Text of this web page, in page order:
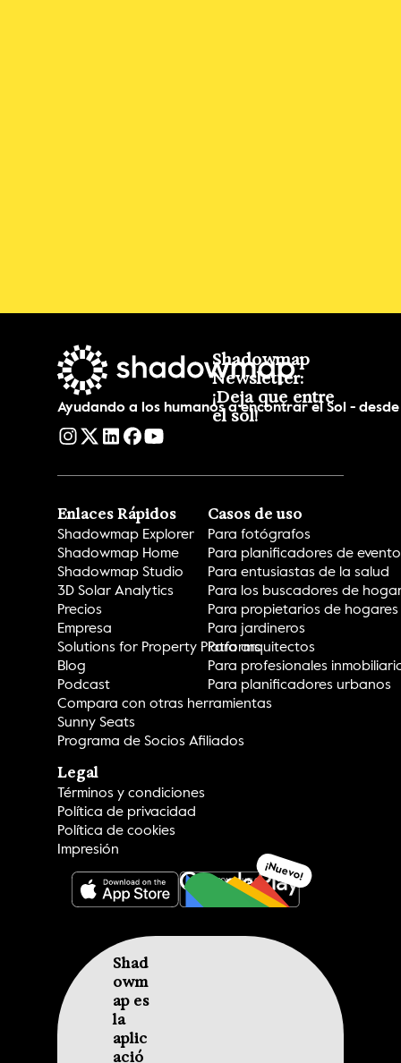
CONSIGUELO ¡Nuevo!
Ayudando a los humanos a encontrar el Sol - desde
Shadowmap
Newsletter:
¡Deja que entre
el sol!
Enlaces Rápidos
Shadowmap Explorer
Shadowmap Home
Shadowmap Studio
3D Solar Analytics
Precios
Empresa
Solutions for Property Platforms
Blog
Podcast
Compara con otras herramientas
Sunny Seats
Programa de Socios Afiliados
Casos de uso
Para fotógrafos
Para planificadores de
Para entusiastas de la salud
Para los buscadores de
Para propietarios de hogares
Para jardineros
Para arquitectos
Para profesionales
Para planificadores urbanos
Legal
Términos y condiciones
Política de privacidad
Política de cookies
Impresión
CONSIGUELO ¡Nuevo!
Shad
owm
ap es
la
aplic
ació